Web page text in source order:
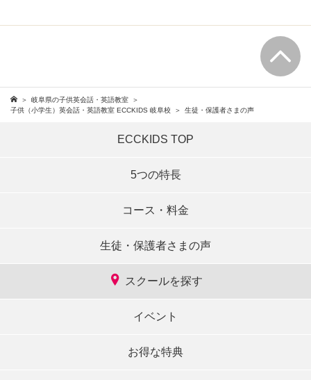
岐阜県の子供英会話・英語教室
子供（小学生）英会話・英語教室 ECCKIDS 岐阜校
生徒・保護者さまの声
ECCKIDS TOP
5つの特長
コース・料金
生徒・保護者さまの声
スクールを探す
イベント
お得な特典